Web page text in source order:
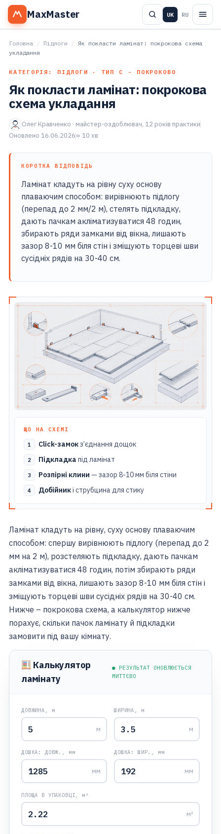
MaxMaster UK RU
Головна / Підлоги / Як покласти ламінат: покрокова схема
укладання
КАТЕГОРІЯ: ПІДЛОГИ · ТИП С - ПОКРОКОВО
Як покласти ламінат: покрокова
схема укладання
Олег Кравченко · майстер-оздоблювач, 12 років практики
Оновлено 16.06.2026≈ 10 хв
КОРОТКА ВІДПОВІДЬ
Ламінат кладуть на рівну суху основу
плаваючим способом: вирівнюють підлогу
(перепад до 2 мм/2 м), стелять підкладку,
дають пачкам акліматизуватися 48 годин,
збирають ряди замками від вікна, лишають
зазор 8-10 мм біля стін і зміщують торцеві шви
сусідніх рядів на 30-40 см.
ЩО НА СХЕМІ
Click-замокз’єднання дощок
Підкладка під ламінат
Розпірні клини — зазор 8-10 мм біля стіни
Добійникі струбцина для стику
Ламінат кладуть на рівну, суху основу плаваючим
способом: спершу вирівнюють підлогу (перепад до 2
мм на 2 м), розстеляють підкладку, дають пачкам
акліматизуватися 48 годин, потім збирають ряди
замками від вікна, лишають зазор 8-10 мм біля стін і
зміщують торцеві шви сусідніх рядів на 30-40 см.
Нижче – покрокова схема, а калькулятор нижче
порахує, скільки пачок ламінату й підкладки
замовити під вашу кімнату.
Калькулятор
ламінату
● РЕЗУЛЬТАТ ОНОВЛЮЄТЬСЯ
МИТТЄВО
ДОВЖИНА, м
м
ШИРИНА, м
м
ДОШКА: ДОВЖ., мм
мм
ДОШКА: ШИР., мм
мм
ПЛОЩА В УПАКОВЦІ, м²
м²